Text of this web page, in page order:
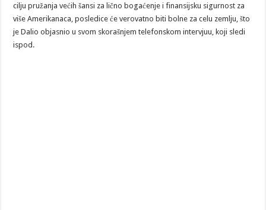
cilju pružanja većih šansi za lično bogaćenje i finansijsku sigurnost za
više Amerikanaca, posledice će verovatno biti bolne za celu zemlju, što
je Dalio objasnio u svom skorašnjem telefonskom intervjuu, koji sledi
ispod.